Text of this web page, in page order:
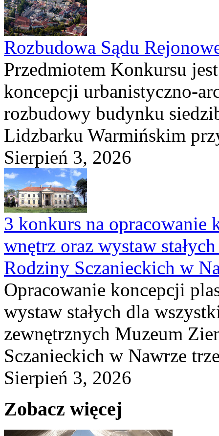
Rozbudowa Sądu
Przedmiotem Konkursu
koncepcji urbanistyczno-
rozbudowy budynku
Lidzbarku Warmińskim
Sierpień 3, 2026
3 konkurs na opracowanie
wnętrz oraz wystaw
Rodziny Sczanieckich w
Opracowanie koncepcji
wystaw stałych dla
zewnętrznych Muzeum
Sczanieckich w Nawrze
Sierpień 3, 2026
Zobacz więcej